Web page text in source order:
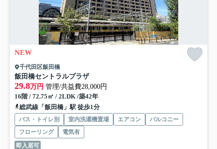
NEW
千代田区飯田橋
飯田橋セントラルプラザ
29.8万円 管理/共益費28,000円
16階 / 72.75㎡ / 2LDK /築42年
総武線「飯田橋」駅 徒歩1分
バス・トイレ別 室内洗濯機置場 エアコン
バルコニー
フローリング
電気有
即入居可